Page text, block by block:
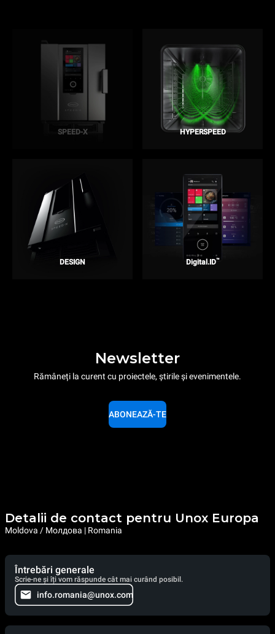
SPEED-X HYPERSPEED
DESIGN Digital.ID™
Newsletter
Rămâneți la curent cu proiectele, știrile și evenimentele.
ABONEAZĂ-TE
Detalii de contact pentru Unox Europa
Moldova / Молдова | Romania
Întrebări generale
Scrie-ne și îți vom răspunde cât mai curând posibil.
info.romania@unox.com